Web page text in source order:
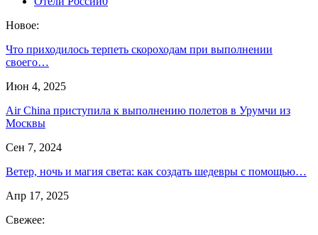
Новое:
Что приходилось терпеть скороходам при выполнении
своего…
Июн 4, 2025
Air China приступила к выполнению полетов в Урумчи из
Москвы
Сен 7, 2024
Ветер, ночь и магия света: как создать шедевры с помощью…
Апр 17, 2025
Свежее: